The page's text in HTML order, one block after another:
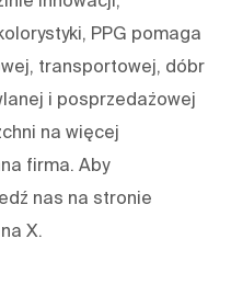
PPG pomaga
transportowej, dóbr
i posprzedażowej
na więcej
firma. Aby
nas na stronie
X.